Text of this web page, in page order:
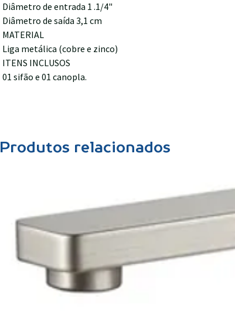
Diâmetro de entrada 1 .1/4"
Diâmetro de saída 3,1 cm
MATERIAL
Liga metálica (cobre e zinco)
ITENS INCLUSOS
01 sifão e 01 canopla.
Produtos relacionados